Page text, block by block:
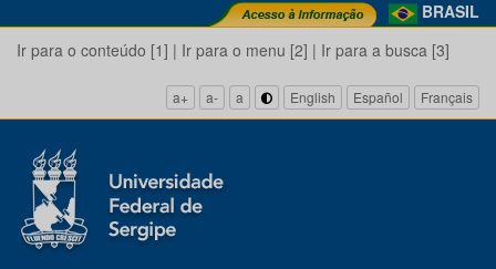
BRASIL
Ir para o conteúdo [1] | Ir para o menu [2] | Ir para a busca [3]
a+ a- a English Español Français